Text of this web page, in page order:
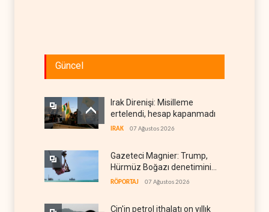
Güncel
Irak Direnişi: Misilleme
ertelendi, hesap kapanmadı
IRAK 07 Ağustos 2026
Gazeteci Magnier: Trump,
Hürmüz Boğazı denetimini
doğrudan İran ve Umman'a
RÖPORTAJ 07 Ağustos 2026
Çin'in petrol ithalatı on yıllık